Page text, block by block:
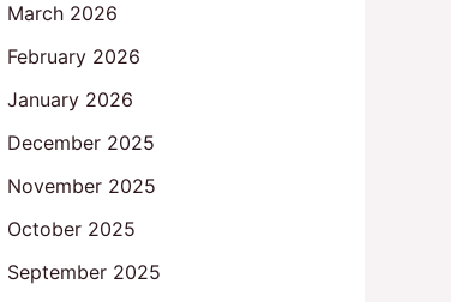
March 2026
February 2026
January 2026
December 2025
November 2025
October 2025
September 2025